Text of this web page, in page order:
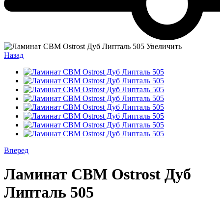
Увеличить
Назад
Вперед
Ламинат CBM Ostrost Дуб
Липталь 505